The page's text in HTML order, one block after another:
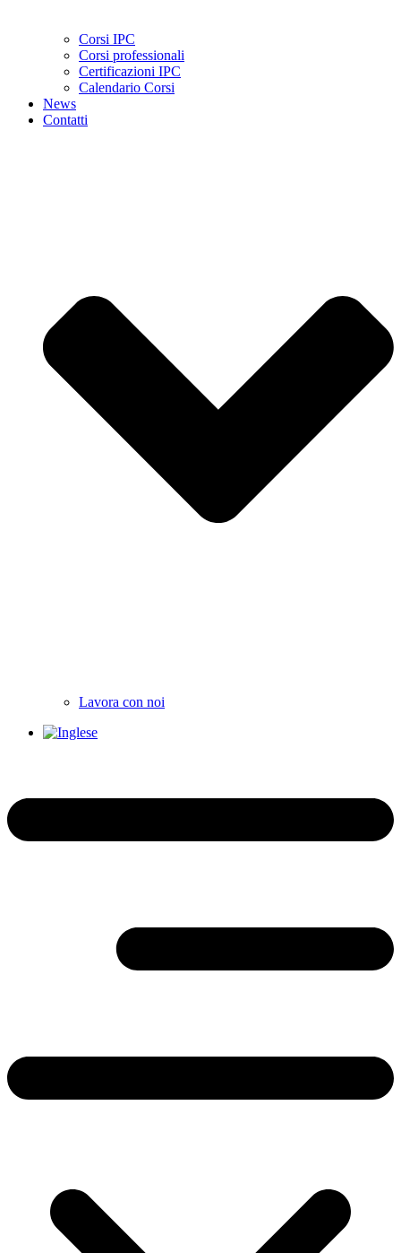
Corsi IPC
Corsi professionali
Certificazioni IPC
Calendario Corsi
News
Contatti
Lavora con noi